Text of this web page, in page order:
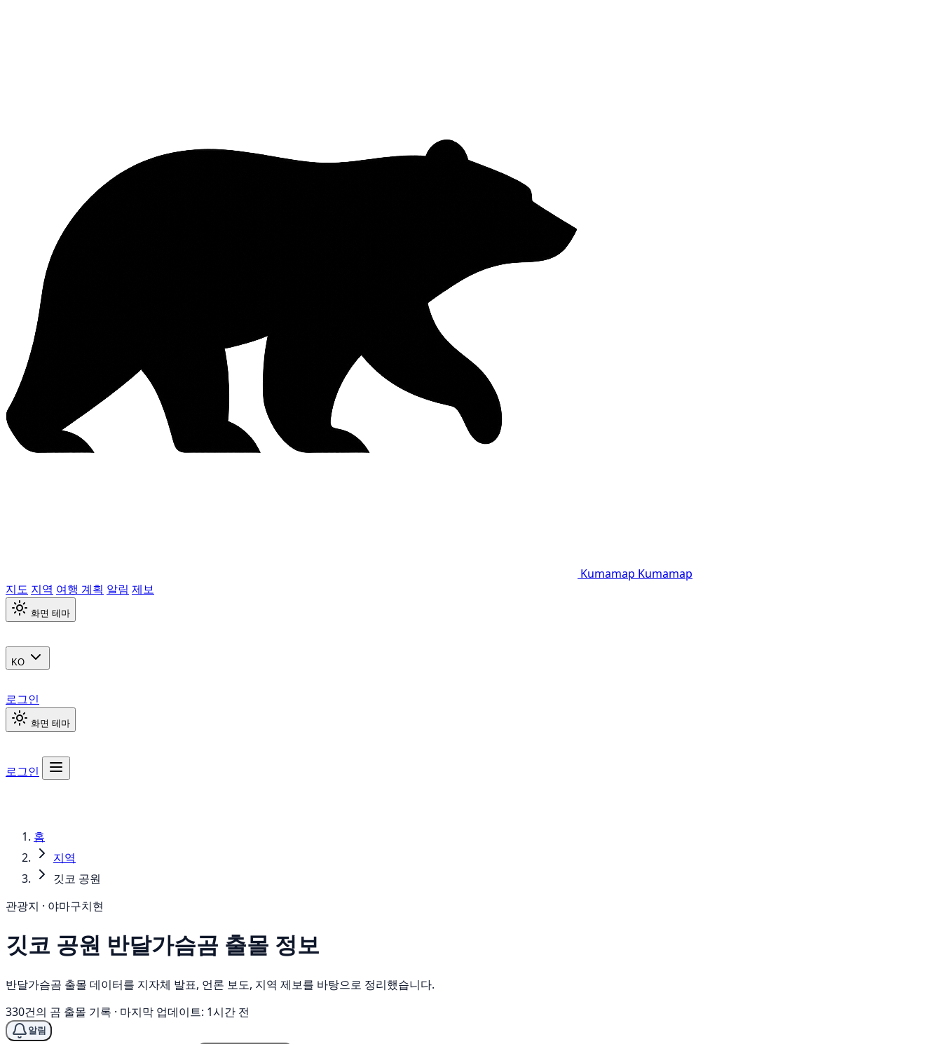
Kumamap Kumamap
지도 지역 여행 계획 알림 제보
화면 테마
KO
로그인
화면 테마
로그인
홈
지역
깃코 공원
관광지 · 야마구치현
깃코 공원 반달가슴곰 출몰 정보
반달가슴곰 출몰 데이터를 지자체 발표, 언론 보도, 지역 제보를 바탕으로 정리했습니다.
330건의 곰 출몰 기록 · 마지막 업데이트: 1시간 전
알림